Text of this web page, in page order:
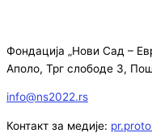
Фондација „Нови Сад –
Аполо, Трг слободе 3,
info@ns2022.rs
Контакт за медије: